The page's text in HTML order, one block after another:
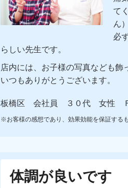
て
ん）
必
らしい先生です。
店内には、お子様の写真なども飾
いつもありがとうございます。
板橋区 会社員 ３０代 女性 Ｆ
※お客様の感想であり、効果効能を保証する
体調が良いです